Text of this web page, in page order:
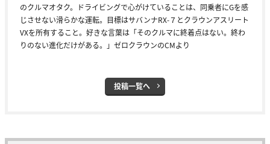
のクルマオタク。ドライビングで心がけていることは、同乗者にGを感
じさせない滑らかな運転。目標はサバンナRX-７とクラウンアスリート
VXを所有すること。好きな言葉は「そのクルマに終着点はない。終わ
りのない進化だけがある。」ゼロクラウンのCMより
投稿一覧へ